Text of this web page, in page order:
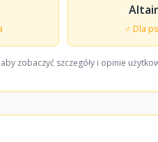
Altair
♂ Dla
zobaczyć szczegóły i opinie